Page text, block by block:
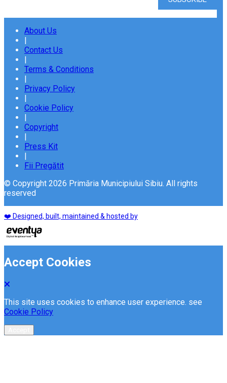
About Us
|
Contact Us
|
Terms & Conditions
|
Privacy Policy
|
Cookie Policy
|
Copyright
|
Press Kit
|
Fii Pregătit
© Copyright 2026 Primăria Municipiului Sibiu. All rights
reserved
❤️ Designed, built, maintained & hosted by
Accept Cookies
This site uses cookies to enhance user experience. see
Cookie Policy